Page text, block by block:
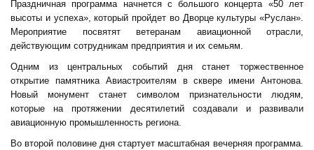
Праздничная программа начнется с большого концерта «50 лет
высоты и успеха», который пройдет во Дворце культуры «Руслан».
Мероприятие посвятят ветеранам авиационной отрасли,
действующим сотрудникам предприятия и их семьям.
Одним из центральных событий дня станет торжественное
открытие памятника Авиастроителям в сквере имени Антонова.
Новый монумент станет символом признательности людям,
которые на протяжении десятилетий создавали и развивали
авиационную промышленность региона.
Во второй половине дня стартует масштабная вечерняя программа.